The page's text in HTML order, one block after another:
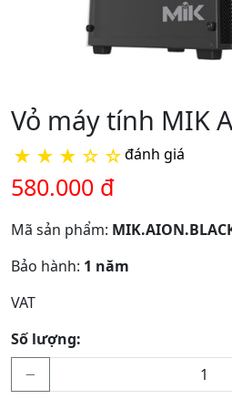
Vỏ máy tính MIK
★ ★ ★ ☆ ☆đánh giá
580.000 đ
Mã sản phẩm:
Bảo hành: 1 năm
VAT
Số lượng: